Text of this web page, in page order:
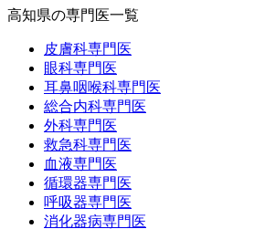
高知県の専門医一覧
皮膚科専門医
眼科専門医
耳鼻咽喉科専門医
総合内科専門医
外科専門医
救急科専門医
血液専門医
循環器専門医
呼吸器専門医
消化器病専門医